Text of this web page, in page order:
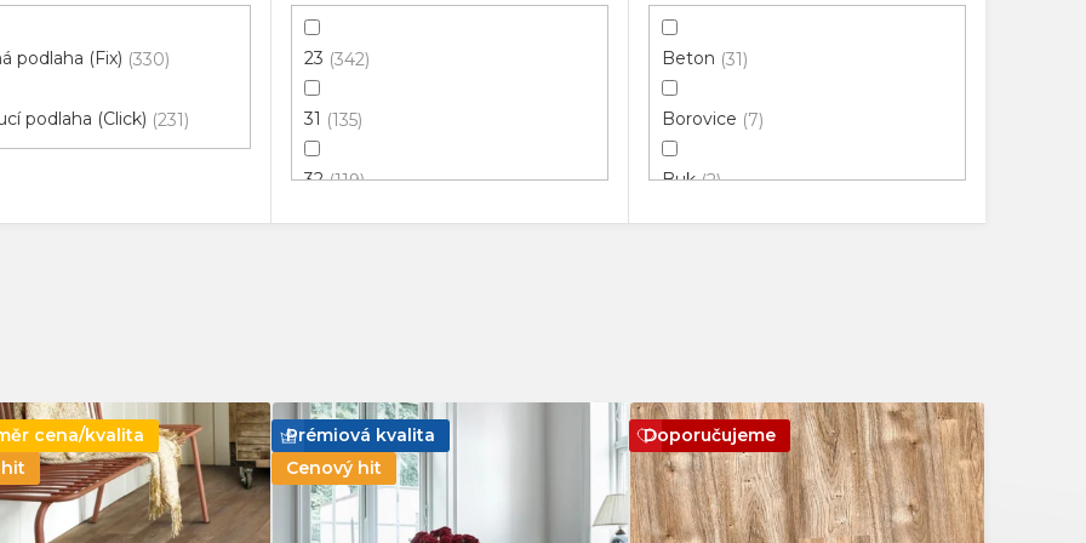
podlaha (Fix) 330
podlaha (Click) 231
23 342
31 135
32 119
42 179
43 31
Beton 31
Borovice 7
Buk 2
Jilm 4
Kámen 30
cena/kvalita
Prémiová kvalita
Cenový hit
Doporučujeme